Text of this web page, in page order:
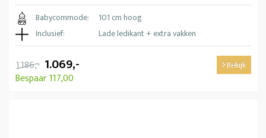
Babycommode:
101 cm hoog
Inclusief:
Lade ledikant + extra vakken
1.186,- 1.069,-
Bespaar 117,00
Bekijk